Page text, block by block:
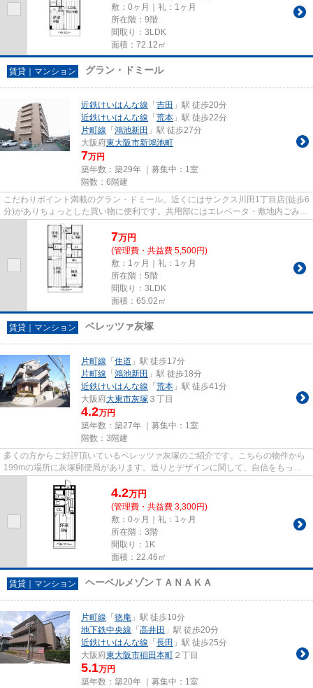
敷：0ヶ月｜礼：1ヶ月
所在階：9階
間取り：3LDK
面積：72.12㎡
賃貸｜マンション グラン・ドミール
近鉄けいはんな線 「 吉田 」駅 徒歩20分
近鉄けいはんな線 「 荒本 」駅 徒歩22分
片町線 「 鴻池新田 」駅 徒歩27分
大阪府東大阪市新鴻池町
7万円
築年数：築29年 ｜募集中： 1室
階数：6階建
こだわりポイント満載のグラン・ドミール。近くにはサンクス川田1丁目店(徒歩6
分)がありちょっとした買い物に便利です。共用部にはエレベータ・敷地内ごみ置
き場などが揃っており、と...
7万円
(管理費・共益費 5,500円)
敷：1ヶ月｜礼：1ヶ月
所在階：5階
間取り：3LDK
面積：65.02㎡
賃貸｜マンション ベレッツァ灰塚
片町線 「 住道 」駅 徒歩17分
片町線 「 鴻池新田 」駅 徒歩18分
近鉄けいはんな線 「 荒本 」駅 徒歩41分
大阪府大東市灰塚 ３丁目
4.2万円
築年数：築27年 ｜募集中： 1室
階数：3階建
多くの方からご好評頂いているベレッツァ灰塚のご紹介です。こちらの物件から
199mの場所に灰塚郵便局があります。造りとデザインに関して、自信をもって
情報を提供できるマンションで...
4.2万円
(管理費・共益費 3,300円)
敷：0ヶ月｜礼：1ヶ月
所在階：3階
間取り：1K
面積：22.46㎡
賃貸｜マンション ヘーベルメゾンＴＡＮＡＫＡ
片町線 「 徳庵 」駅 徒歩10分
地下鉄中央線 「 高井田 」駅 徒歩20分
近鉄けいはんな線 「 長田 」駅 徒歩25分
大阪府東大阪市稲田本町 ２丁目
5.1万円
築年数：築20年 ｜募集中： 1室